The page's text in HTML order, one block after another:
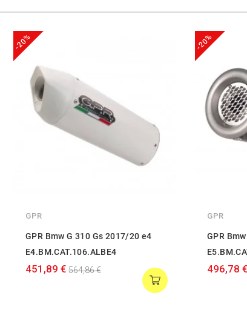
-20%
GPR
GPR Bmw G 310 Gs 2017/20 e4
E4.BM.CAT.106.ALBE4
451,89 € 564,86 €
-20%
GPR
GPR
496,78 €